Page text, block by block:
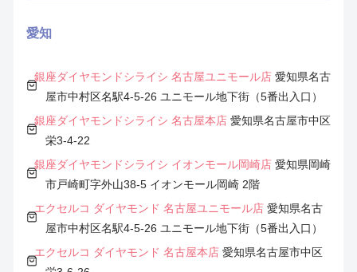
愛知
銀座ダイヤモンドシライシ 名古屋ユニモール店 愛知県名古
屋市中村区名駅4-5-26 ユニモール地下街（5番出入口）
銀座ダイヤモンドシライシ 名古屋本店 愛知県名古屋市中区
栄3-4-22
銀座ダイヤモンドシライシ イオンモール岡崎店 愛知県岡崎
市戸崎町字外山38-5 イオンモール岡崎 2階
エクセルコ ダイヤモンド 名古屋ユニモール店 愛知県名古
屋市中村区名駅4-5-26 ユニモール地下街（5番出入口）
エクセルコ ダイヤモンド 名古屋本店 愛知県名古屋市中区